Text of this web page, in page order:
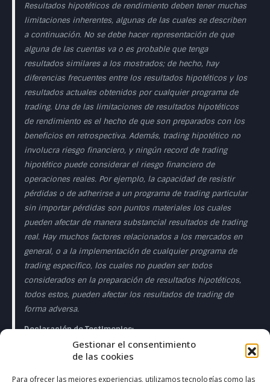
Gestionar el consentimiento
de las cookies
Para ofrecer las mejores experiencias, utilizamos tecnologías como las
Resultados hipotéticos de rendimiento deben tener muchas
limitaciones inherentes, algunas de las cuales se describen
a continuación. No se debe hacer representación de que
alguna de las cuentas va o es probable que tenga
resultados similares a los mostrados; de hecho, hay
diferencias frecuentes entre los resultados hipotéticos y los
resultados actuales obtenidos por cualquier programa de
trading. Una de las limitaciones de resultados hipotéticos
de rendimiento es el hecho de que son preparados con los
beneficios en retrospectiva. Además, trading hipotético no
involucra riesgo financiero, y ningún record de trading
hipotético puede considerar el riesgo financiero de
operaciones reales. Por ejemplo, la capacidad de resistir
pérdidas o de adherirse a un programa de trading particular
sin importar pérdidas son puntos materiales los cuales
pueden afectar de manera substancial resultados de trading
real. Hay muchos factores relacionados a los mercados en
general, o a la implementación de cualquier programa de
trading especifico, los cuales no pueden ser todos
considerados en la preparación de resultados hipotéticos,
todos estos, pueden afectar los resultados de trading de
forma adversa.
Declaración de Testimonios:
Los testimonios que aparecen en esta página web pueden
garantía de rendimiento o éxito en el futuro.